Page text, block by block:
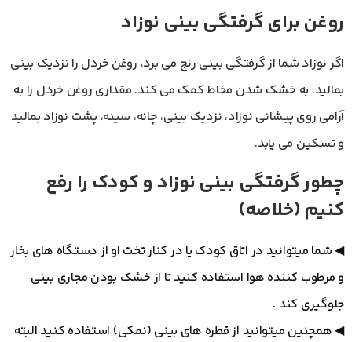
روغن برای گرفتگی بینی نوزاد
اگر نوزاد شما از گرفتگی بینی رنج می برد، روغن خردل را نزدیک بینی
بمالید. به خشک شدن مخاط کمک می کند. مقداری روغن خردل را به
آرامی روی پیشانی نوزاد، نزدیک بینی، چانه، سینه، پشت نوزاد بمالید
و تسکین می یابد.
چطور گرفتگی بینی نوزاد و کودک را رفع
کنیم (خلاصه)
◀ شما میتوانید در اتاق کودک یا در کنار تخت او از دستگاه های بخار
و مرطوب کننده هوا استفاده کنید تا از خشک بودن مجاری بینی
جلوگیری کند .
◀ همچنین میتوانید از قطره های بینی (نمکی) استفاده کنید البته